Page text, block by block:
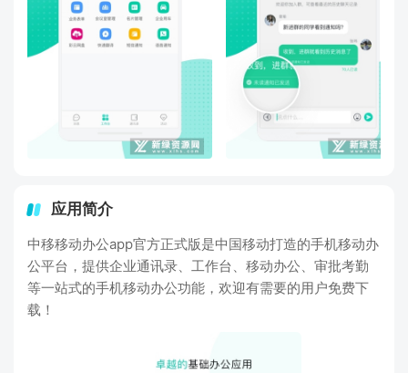
应用简介
中移移动办公app官方正式版是中国移动打造的手机移动办
公平台，提供企业通讯录、工作台、移动办公、审批考勤
等一站式的手机移动办公功能，欢迎有需要的用户免费下
载！